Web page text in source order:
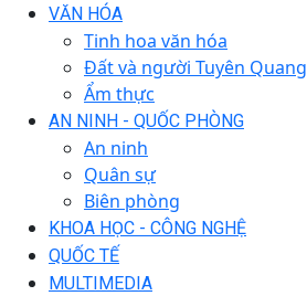
VĂN HÓA
Tinh hoa văn hóa
Đất và người Tuyên Quang
Ẩm thực
AN NINH - QUỐC PHÒNG
An ninh
Quân sự
Biên phòng
KHOA HỌC - CÔNG NGHỆ
QUỐC TẾ
MULTIMEDIA